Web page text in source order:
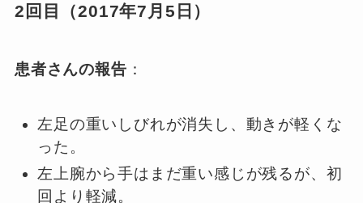
2回目（2017年7月5日）
患者さんの報告 ：
左足の重いしびれが消失し、動きが軽くな
った。
左上腕から手はまだ重い感じが残るが、初
回より軽減。